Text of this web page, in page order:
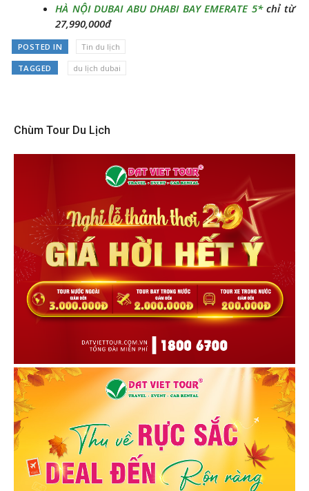
HÀ NỘI DUBAI ABU DHABI BAY EMERATE 5* chỉ từ
27,990,000đ
POSTED IN Tin du lịch
TAGGED du lịch dubai
Chùm Tour Du Lịch